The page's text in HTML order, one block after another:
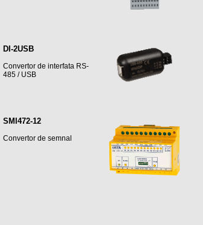
DI-2USB
Convertor de interfata RS-
485 / USB
SMI472-12
Convertor de semnal